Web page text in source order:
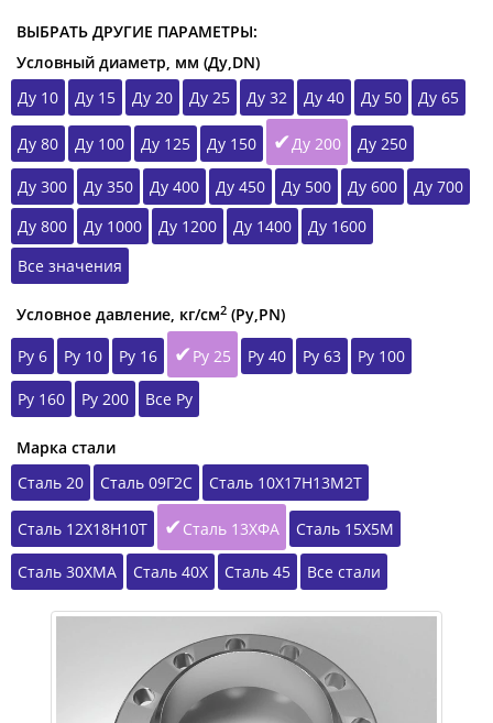
ВЫБРАТЬ ДРУГИЕ ПАРАМЕТРЫ:
Условный диаметр, мм (Ду,DN)
Ду 10
Ду 15 Ду 20 Ду 25 Ду 32 Ду 40 Ду 50 Ду 65
Ду 80 Ду 100 Ду 125 Ду 150 Ду 200 Ду 250
Ду 300 Ду 350 Ду 400 Ду 450 Ду 500 Ду 600
Ду 700
Ду 800
Ду 1000 Ду 1200 Ду 1400
Ду 1600
Все значения
Условное давление, кг/см2 (Ру,РN)
Ру 6
Ру 10 Ру 16 Ру 25 Ру 40 Ру 63 Ру 100
Ру 160 Ру 200 Все Ру
Марка стали
Сталь 20
Сталь 09Г2С Сталь 10Х17Н13М2Т
Сталь 12Х18Н10Т Сталь 13ХФА Сталь 15Х5М
Сталь 30ХМА Сталь 40Х Сталь 45 Все стали